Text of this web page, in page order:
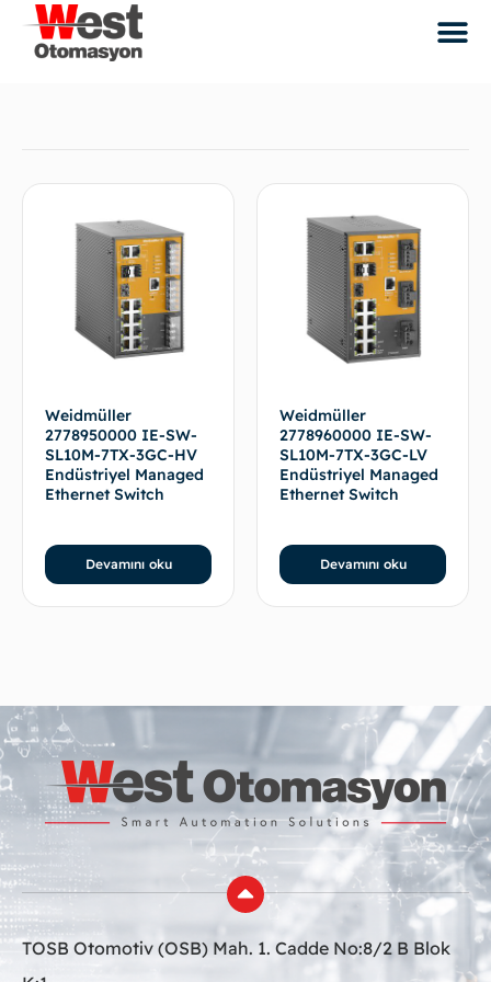
Weidmüller
2778950000 IE-SW-
SL10M-7TX-3GC-HV
Endüstriyel Managed
Ethernet Switch
Devamını oku
Weidmüller
2778960000 IE-SW-
SL10M-7TX-3GC-LV
Endüstriyel Managed
Ethernet Switch
Devamını oku
TOSB Otomotiv (OSB) Mah. 1. Cadde No:8/2 B Blok